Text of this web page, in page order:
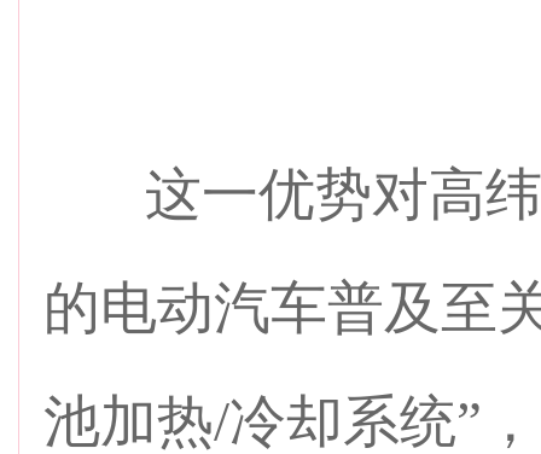
这一优势对高纬
的电动汽车普及至
池加热/冷却系统”